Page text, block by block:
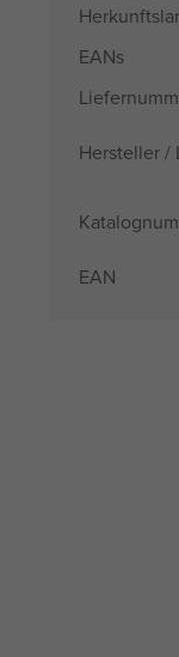
EANs
Hersteller /
EAN